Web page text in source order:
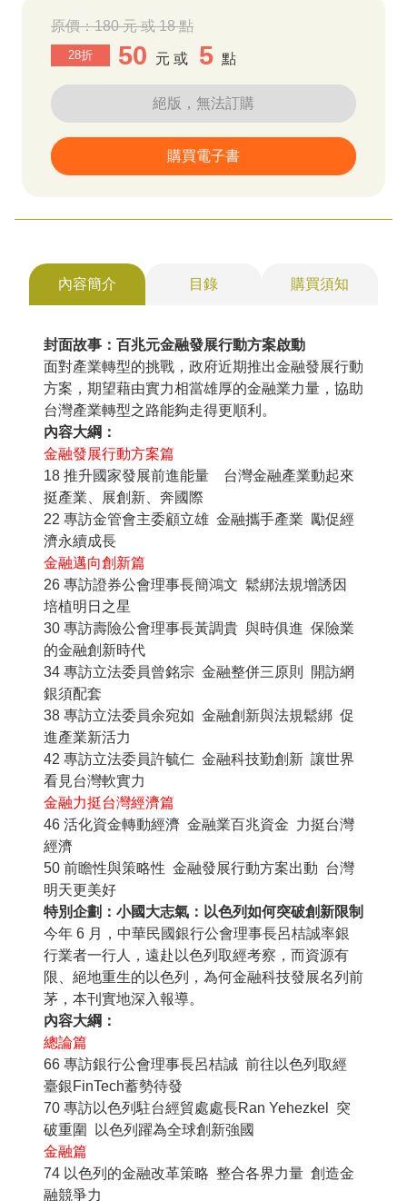
原價：180 元 或 18 點
28折 50 元 或 5 點
絕版，無法訂購
購買電子書
內容簡介 目錄 購買須知
封面故事：百兆元金融發展行動方案啟動
面對產業轉型的挑戰，政府近期推出金融發展行動
方案，期望藉由實力相當雄厚的金融業力量，協助
台灣產業轉型之路能夠走得更順利。
內容大綱：
金融發展行動方案篇
18 推升國家發展前進能量 台灣金融產業動起來
挺產業、展創新、奔國際
22 專訪金管會主委顧立雄 金融攜手產業 勵促經
濟永續成長
金融邁向創新篇
26 專訪證券公會理事長簡鴻文 鬆綁法規增誘因
培植明日之星
30 專訪壽險公會理事長黃調貴 與時俱進 保險業
的金融創新時代
34 專訪立法委員曾銘宗 金融整併三原則 開訪網
銀須配套
38 專訪立法委員余宛如 金融創新與法規鬆綁 促
進產業新活力
42 專訪立法委員許毓仁 金融科技勤創新 讓世界
看見台灣軟實力
金融力挺台灣經濟篇
46 活化資金轉動經濟 金融業百兆資金 力挺台灣
經濟
50 前瞻性與策略性 金融發展行動方案出動 台灣
明天更美好
特別企劃：小國大志氣：以色列如何突破創新限制
今年 6 月，中華民國銀行公會理事長呂桔誠率銀
行業者一行人，遠赴以色列取經考察，而資源有
限、絕地重生的以色列，為何金融科技發展名列前
茅，本刊實地深入報導。
內容大綱：
總論篇
66 專訪銀行公會理事長呂桔誠 前往以色列取經
臺銀FinTech蓄勢待發
70 專訪以色列駐台經貿處處長Ran Yehezkel 突
破重圍 以色列躍為全球創新強國
金融篇
74 以色列的金融改革策略 整合各界力量 創造金
融競爭力